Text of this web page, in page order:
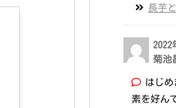
長芋
2022
菊池
はじ
素を好ん